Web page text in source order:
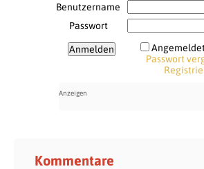
Benutzername
Passwort
Passwort
Kommentare